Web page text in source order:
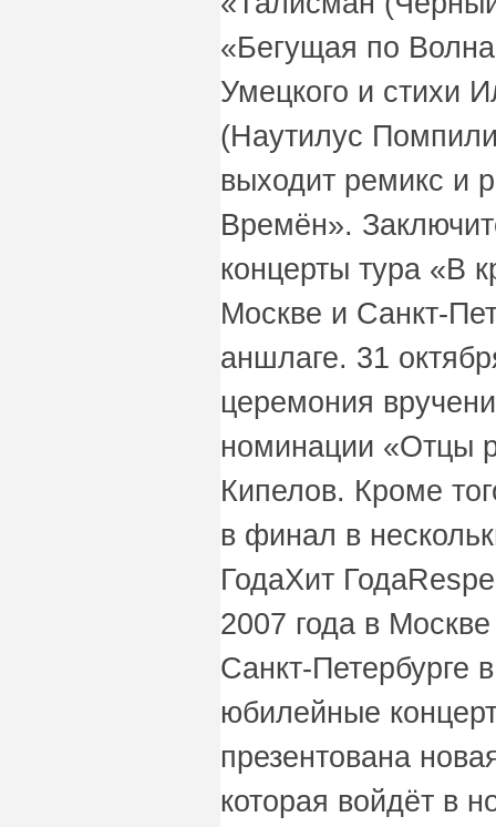
«Бегущая по
Умецкого и стихи
(Наутилус
выходит ремикс и
Времён».
концерты тура «В
Москве и Санкт-
аншлаге. 31
церемония
номинации «Отцы
Кипелов. Кроме
в финал в
ГодаХит
2007 года в
Санкт-Петербурге
юбилейные
презентована
которая войдёт в